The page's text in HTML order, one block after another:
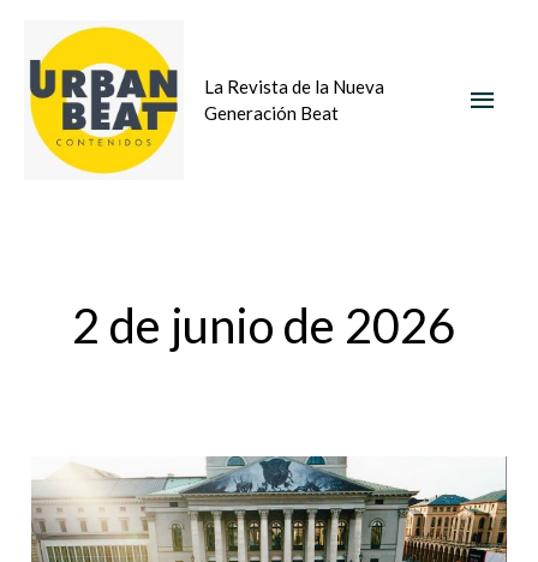
contenido
La Revista de la Nueva
Generación Beat
2 de junio de 2026
Spencer
Tunick
convierte